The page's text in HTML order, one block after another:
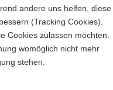
andere uns helfen, diese
(Tracking Cookies).
Cookies zulassen möchten.
womöglich nicht mehr
stehen.